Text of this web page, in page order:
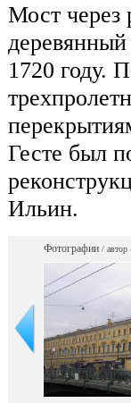
Мост через
1720 году.
Гесте был
Ильин.
Фотографии /